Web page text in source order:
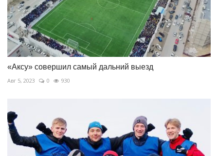
«Аксу» совершил самый дальний выезд
Авг 5, 2023 0 930